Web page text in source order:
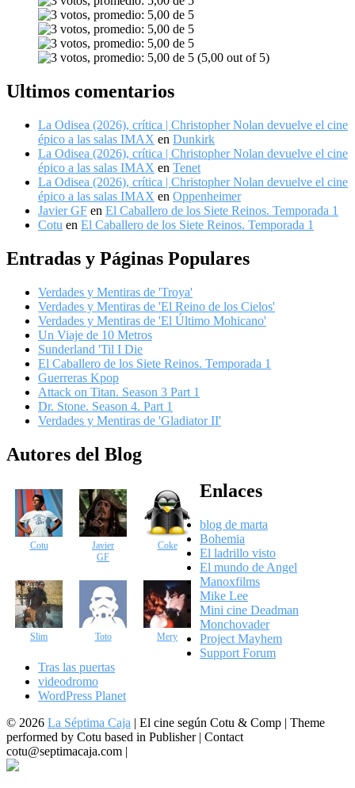
(5,00 out of 5)
Ultimos comentarios
La Odisea (2026), crítica | Christopher Nolan devuelve el cine
épico a las salas IMAX en Dunkirk
La Odisea (2026), crítica | Christopher Nolan devuelve el cine
épico a las salas IMAX en Tenet
La Odisea (2026), crítica | Christopher Nolan devuelve el cine
épico a las salas IMAX en Oppenheimer
Javier GF en El Caballero de los Siete Reinos. Temporada 1
Cotu en El Caballero de los Siete Reinos. Temporada 1
Entradas y Páginas Populares
Verdades y Mentiras de 'Troya'
Verdades y Mentiras de 'El Reino de los Cielos'
Verdades y Mentiras de 'El Último Mohicano'
Un Viaje de 10 Metros
Sunderland 'Til I Die
El Caballero de los Siete Reinos. Temporada 1
Guerreras Kpop
Attack on Titan. Season 3 Part 1
Dr. Stone. Season 4. Part 1
Verdades y Mentiras de 'Gladiator II'
Autores del Blog
Cotu
Javier
GF
Coke
Slim Toto Mery
Enlaces
blog de marta
Bohemia
El ladrillo visto
El mundo de Angel
Manoxfilms
Mike Lee
Mini cine Deadman
Monchovader
Project Mayhem
Support Forum
Tras las puertas
videodromo
WordPress Planet
© 2026 La Séptima Caja | El cine según Cotu & Comp | Theme
performed by Cotu based in Publisher | Contact
cotu@septimacaja.com |